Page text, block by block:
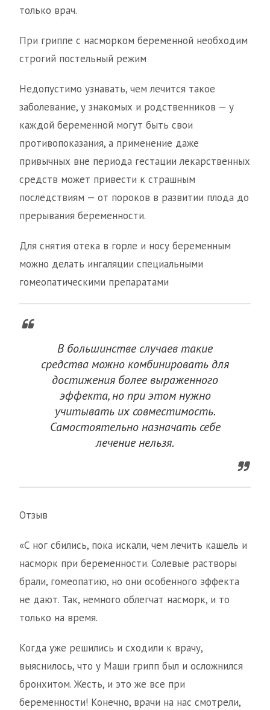
только врач.
При гриппе с насморком беременной необходим
строгий постельный режим
Недопустимо узнавать, чем лечится такое
заболевание, у знакомых и родственников — у
каждой беременной могут быть свои
противопоказания, а применение даже
привычных вне периода гестации лекарственных
средств может привести к страшным
последствиям — от пороков в развитии плода до
прерывания беременности.
Для снятия отека в горле и носу беременным
можно делать ингаляции специальными
гомеопатическими препаратами
В большинстве случаев такие
средства можно комбинировать для
достижения более выраженного
эффекта, но при этом нужно
учитывать их совместимость.
Самостоятельно назначать себе
лечение нельзя.
Отзыв
«С ног сбились, пока искали, чем лечить кашель и
насморк при беременности. Солевые растворы
брали, гомеопатию, но они особенного эффекта
не дают. Так, немного облегчат насморк, и то
только на время.
Когда уже решились и сходили к врачу,
выяснилось, что у Маши грипп был и осложнился
бронхитом. Жесть, и это же все при
беременности! Конечно, врачи на нас смотрели,